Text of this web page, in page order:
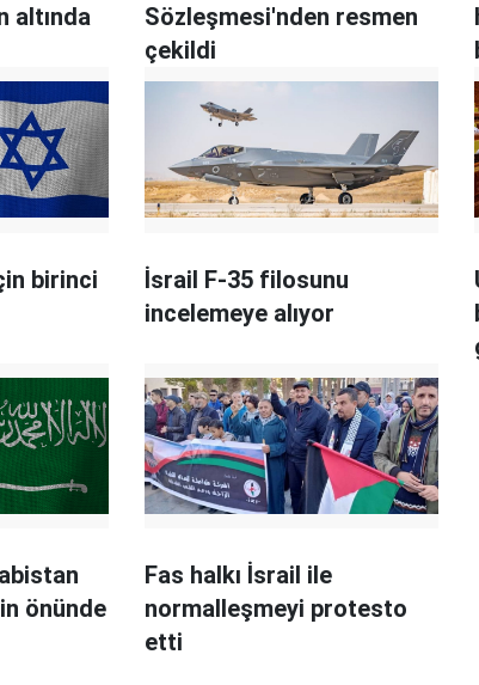
altında
Sözleşmesi'nden resmen
çekildi
birinci
İsrail F-35 filosunu
incelemeye alıyor
önünde
Fas halkı İsrail ile
normalleşmeyi protesto
etti